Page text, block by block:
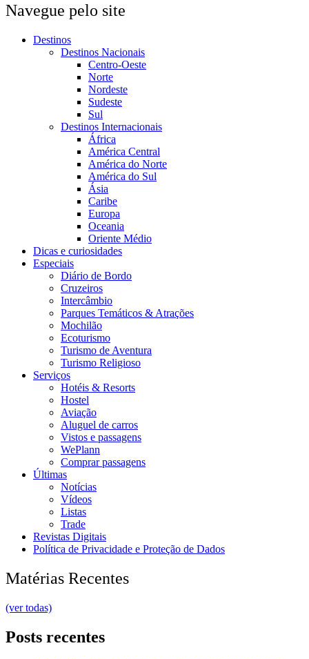
Navegue pelo site
Destinos
Destinos Nacionais
Centro-Oeste
Norte
Nordeste
Sudeste
Sul
Destinos Internacionais
África
América Central
América do Norte
América do Sul
Ásia
Caribe
Europa
Oceania
Oriente Médio
Dicas e curiosidades
Especiais
Diário de Bordo
Cruzeiros
Intercâmbio
Parques Temáticos & Atrações
Mochilão
Ecoturismo
Turismo de Aventura
Turismo Religioso
Serviços
Hotéis & Resorts
Hostel
Aviação
Aluguel de carros
Vistos e passagens
WePlann
Comprar passagens
Últimas
Notícias
Vídeos
Listas
Trade
Revistas Digitais
Política de Privacidade e Proteção de Dados
Matérias Recentes
(ver todas)
Posts recentes